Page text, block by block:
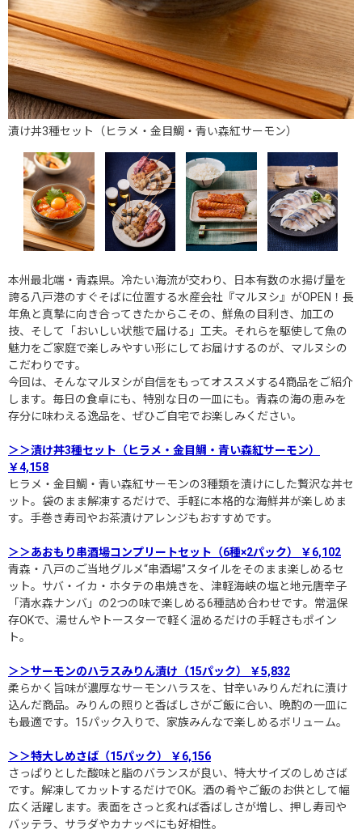
漬け丼3種セット（ヒラメ・金目鯛・青い森紅サーモン）
本州最北端・青森県。冷たい海流が交わり、日本有数の水揚げ量を
誇る八戸港のすぐそばに位置する水産会社『マルヌシ』がOPEN！長
年魚と真摯に向き合ってきたからこその、鮮魚の目利き、加工の
技、そして「おいしい状態で届ける」工夫。それらを駆使して魚の
魅力をご家庭で楽しみやすい形にしてお届けするのが、マルヌシの
こだわりです。
今回は、そんなマルヌシが自信をもってオススメする4商品をご紹介
します。毎日の食卓にも、特別な日の一皿にも。青森の海の恵みを
存分に味わえる逸品を、ぜひご自宅でお楽しみください。
＞＞漬け丼3種セット（ヒラメ・金目鯛・青い森紅サーモン）
￥4,158
ヒラメ・金目鯛・青い森紅サーモンの3種類を漬けにした贅沢な丼セ
ット。袋のまま解凍するだけで、手軽に本格的な海鮮丼が楽しめま
す。手巻き寿司やお茶漬けアレンジもおすすめです。
＞＞あおもり串酒場コンプリートセット（6種×2パック） ￥6,102
青森・八戸のご当地グルメ“串酒場”スタイルをそのまま楽しめるセ
ット。サバ・イカ・ホタテの串焼きを、津軽海峡の塩と地元唐辛子
「清水森ナンバ」の2つの味で楽しめる6種詰め合わせです。常温保
存OKで、湯せんやトースターで軽く温めるだけの手軽さもポイン
ト。
＞＞サーモンのハラスみりん漬け（15パック） ￥5,832
柔らかく旨味が濃厚なサーモンハラスを、甘辛いみりんだれに漬け
込んだ商品。みりんの照りと香ばしさがご飯に合い、晩酌の一皿に
も最適です。15パック入りで、家族みんなで楽しめるボリューム。
＞＞特大しめさば（15パック） ￥6,156
さっぱりとした酸味と脂のバランスが良い、特大サイズのしめさば
です。解凍してカットするだけでOK。酒の肴やご飯のお供として幅
広く活躍します。表面をさっと炙れば香ばしさが増し、押し寿司や
バッテラ、サラダやカナッペにも好相性。